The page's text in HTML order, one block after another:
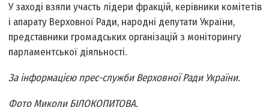
У заході взяли участь лідери фракцій, керівники комітетів
і апарату Верховної Ради, народні депутати України,
представники громадських організацій з моніторингу
парламентської діяльності.
За інформацією прес-служби Верховної Ради України.
Фото Миколи БІЛОКОПИТОВА.